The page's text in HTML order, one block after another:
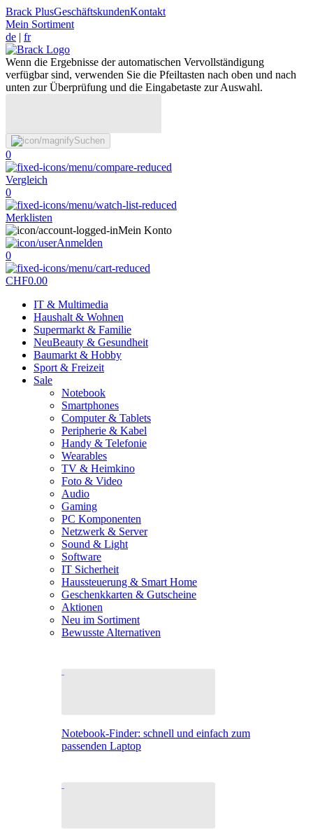
Brack PlusGeschäftskundenKontakt
Mein Sortiment
de | fr
Wenn die Ergebnisse der automatischen Vervollständigung
verfügbar sind, verwenden Sie die Pfeiltasten nach oben und nach
unten zur Überprüfung und die Eingabetaste zur Auswahl.
Suchen
0
Vergleich
0
Merklisten
Mein Konto
Anmelden
0
CHF0.00
IT & Multimedia
Haushalt & Wohnen
Supermarkt & Familie
NeuBeauty & Gesundheit
Baumarkt & Hobby
Sport & Freizeit
Sale
Notebook
Smartphones
Computer & Tablets
Peripherie & Kabel
Handy & Telefonie
Wearables
TV & Heimkino
Foto & Video
Audio
Gaming
PC Komponenten
Netzwerk & Server
Sound & Light
Software
IT Sicherheit
Haussteuerung & Smart Home
Geschenkkarten & Gutscheine
Aktionen
Neu im Sortiment
Bewusste Alternativen
Notebook-Finder: schnell und einfach zum
passenden Laptop